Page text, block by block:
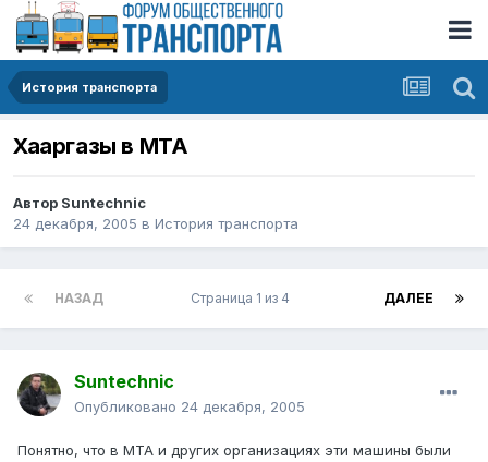
История транспорта
Хааргазы в МТА
Автор Suntechnic
24 декабря, 2005 в История транспорта
НАЗАД ДАЛЕЕ
Страница 1 из 4
Suntechnic
Опубликовано 24 декабря, 2005
Понятно, что в МТА и других организациях эти машины были